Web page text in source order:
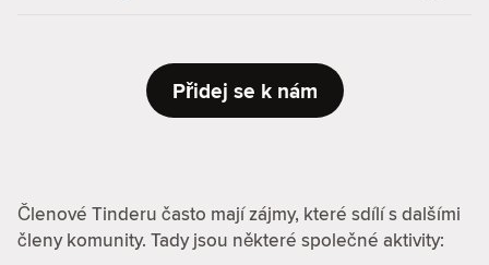
Přidej se k nám
Členové Tinderu často mají zájmy, které sdílí s dalšími
členy komunity. Tady jsou některé společné aktivity: